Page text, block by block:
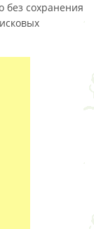
без сохранения